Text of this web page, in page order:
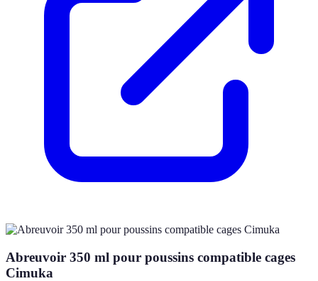
Abreuvoir 350 ml pour poussins compatible cages
Cimuka